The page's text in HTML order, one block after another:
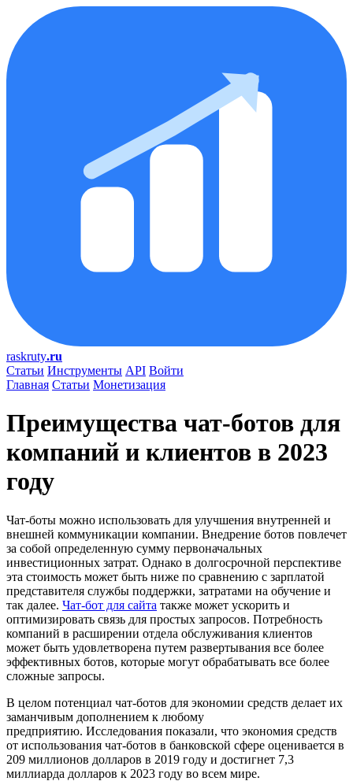
raskruty.ru
Статьи Инструменты API Войти
Главная Статьи Монетизация
Преимущества чат-ботов для
компаний и клиентов в 2023
году
Чат-боты можно использовать для улучшения внутренней и
внешней коммуникации компании. Внедрение ботов повлечет
за собой определенную сумму первоначальных
инвестиционных затрат. Однако в долгосрочной перспективе
эта стоимость может быть ниже по сравнению с зарплатой
представителя службы поддержки, затратами на обучение и
так далее. Чат-бот для сайта также может ускорить и
оптимизировать связь для простых запросов. Потребность
компаний в расширении отдела обслуживания клиентов
может быть удовлетворена путем развертывания все более
эффективных ботов, которые могут обрабатывать все более
сложные запросы.
В целом потенциал чат-ботов для экономии средств делает их
заманчивым дополнением к любому
предприятию. Исследования показали, что экономия средств
от использования чат-ботов в банковской сфере оценивается в
209 миллионов долларов в 2019 году и достигнет 7,3
миллиарда долларов к 2023 году во всем мире.